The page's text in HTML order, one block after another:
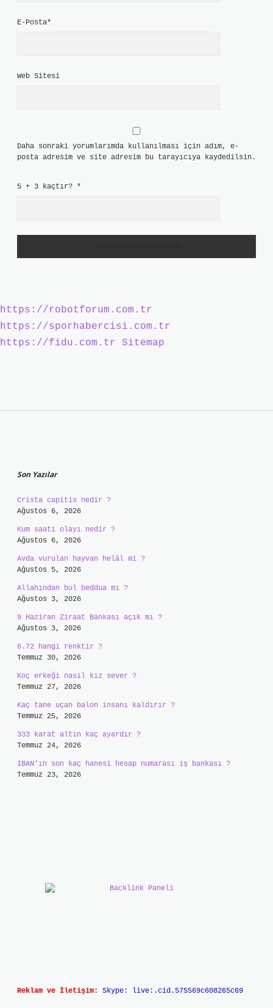
E-Posta*
Web Sitesi
Daha sonraki yorumlarımda kullanılması için adım, e-
posta adresim ve site adresim bu tarayıcıya kaydedilsin.
5 + 3 kaçtır? *
https://robotforum.com.tr
https://sporhabercisi.com.tr
https://fidu.com.tr
Sitemap
Son Yazılar
Crista capitis nedir ?
Ağustos 6, 2026
Kum saati olayı nedir ?
Ağustos 6, 2026
Avda vurulan hayvan helâl mi ?
Ağustos 5, 2026
Allahından bul beddua mı ?
Ağustos 3, 2026
9 Haziran Ziraat Bankası açık mı ?
Ağustos 3, 2026
6.72 hangi renktir ?
Temmuz 30, 2026
Koç erkeği nasıl kız sever ?
Temmuz 27, 2026
Kaç tane uçan balon insanı kaldırır ?
Temmuz 25, 2026
333 karat altın kaç ayardır ?
Temmuz 24, 2026
IBAN’ın son kaç hanesi hesap numarası iş bankası ?
Temmuz 23, 2026
Reklam ve İletişim: Skype: live:.cid.575569c608265c69